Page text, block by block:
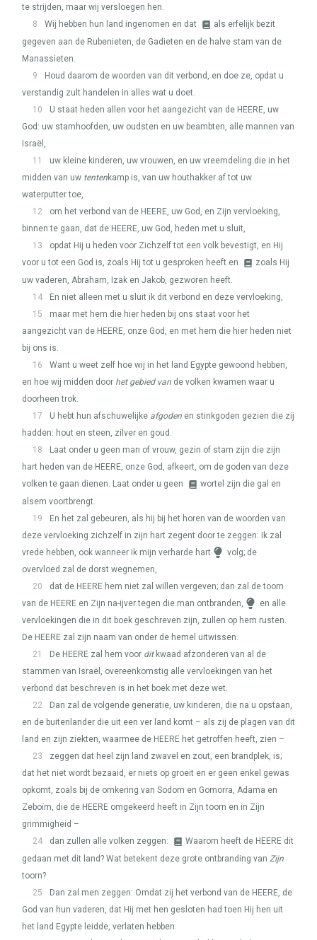
te strijden, maar wij versloegen hen.
8
Wij hebben hun land ingenomen en dat
als erfelijk bezit
gegeven aan de Rubenieten, de Gadieten en de halve stam van de
Manassieten.
9
Houd daarom de woorden van dit verbond, en doe ze, opdat u
verstandig zult handelen in alles wat u doet.
10
U staat heden allen voor het aangezicht van de HEERE, uw
God: uw stamhoofden, uw oudsten en uw beambten, alle mannen van
Israël,
11
uw kleine kinderen, uw vrouwen, en uw vreemdeling die in het
midden van uw tentenkamp is, van uw houthakker af tot uw
waterputter toe,
12
om het verbond van de HEERE, uw God, en Zijn vervloeking,
binnen te gaan, dat de HEERE, uw God, heden met u sluit,
13
opdat Hij u heden voor Zichzelf tot een volk bevestigt, en Hij
voor u tot een God is, zoals Hij tot u gesproken heeft en
zoals Hij
uw vaderen, Abraham, Izak en Jakob, gezworen heeft.
14
En niet alleen met u sluit ik dit verbond en deze vervloeking,
15
maar met hem die hier heden bij ons staat voor het
aangezicht van de HEERE, onze God, en met hem die hier heden niet
bij ons is.
16
Want u weet zelf hoe wij in het land Egypte gewoond hebben,
en hoe wij midden door het gebied van de volken kwamen waar u
doorheen trok.
17
U hebt hun afschuwelijke afgoden en stinkgoden gezien die zij
hadden: hout en steen, zilver en goud.
18
Laat onder u geen man of vrouw, gezin of stam zijn die zijn
hart heden van de HEERE, onze God, afkeert, om de goden van deze
volken te gaan dienen. Laat onder u geen
wortel zijn die gal en
alsem voortbrengt.
19
En het zal gebeuren, als hij bij het horen van de woorden van
deze vervloeking zichzelf in zijn hart zegent door te zeggen: Ik zal
vrede hebben, ook wanneer ik mijn verharde hart
volg; de
overvloed zal de dorst wegnemen,
20
dat de HEERE hem niet zal willen vergeven; dan zal de toorn
van de HEERE en Zijn na-ijver tegen die man ontbranden,
en alle
vervloekingen die in dit boek geschreven zijn, zullen op hem rusten.
De HEERE zal zijn naam van onder de hemel uitwissen.
21
De HEERE zal hem voor ditkwaad afzonderen van al de
stammen van Israël, overeenkomstig alle vervloekingen van het
verbond dat beschreven is in het boek met deze wet.
22
Dan zal de volgende generatie, uw kinderen, die na u opstaan,
en de buitenlander die uit een ver land komt – als zij de plagen van dit
land en zijn ziekten, waarmee de HEERE het getroffen heeft, zien –
23
zeggen dat heel zijn land zwavel en zout, een brandplek, is;
dat het niet wordt bezaaid, er niets op groeit en er geen enkel gewas
opkomt, zoals bij de omkering van Sodom en Gomorra, Adama en
Zeboïm, die de HEERE omgekeerd heeft in Zijn toorn en in Zijn
grimmigheid –
24
dan zullen alle volken zeggen: Waarom heeft de HEERE dit
gedaan met dit land? Wat betekent deze grote ontbranding van Zijn
toorn?
25
Dan zal men zeggen: Omdat zij het verbond van de HEERE, de
God van hun vaderen, dat Hij met hen gesloten had toen Hij hen uit
het land Egypte leidde, verlaten hebben.